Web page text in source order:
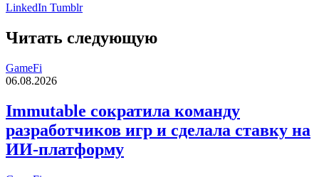
LinkedIn TumblrPinterest
Reddit
Вконтакте
Одноклассники
Messenger
Messenger
Telegram
Line
Печатать
Читать следующую
GameFi
06.08.2026
Immutable сократила команду
разработчиков игр и сделала ставку на
ИИ-платформу